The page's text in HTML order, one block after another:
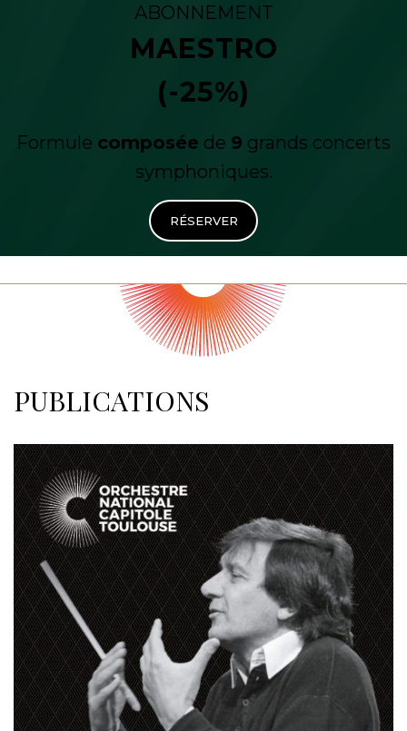
ABONNEMENT
MAESTRO
(-25%)
Formule composée de 9 grands concerts
symphoniques.
RÉSERVER
PUBLICATIONS